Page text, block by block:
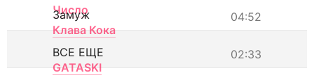
Число
04:52
Замуж
Клава Кока
02:33
ВСЕ ЕЩЕ
GATASKI